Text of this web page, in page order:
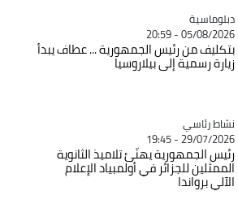
Catégorie
دبلوماسية
05/08/2026 - 20:59
بتكليف من رئيس الجمهورية ... عطاف يبدأ
زيارة رسمية إلى بيلاروسيا
Catégorie
نشاط رئاسي
29/07/2026 - 19:45
رئيس الجمهورية يهنّئ تلاميذ الثانوية
الممثلين للجزائر في أولمبياد الإعلام
الآلي برواندا